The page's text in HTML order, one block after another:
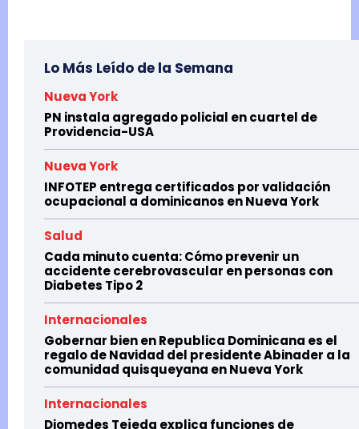
Lo Más Leído de la Semana
Nueva York
PN instala agregado policial en cuartel de
Providencia-USA
Nueva York
INFOTEP entrega certificados por validación
ocupacional a dominicanos en Nueva York
Salud
Cada minuto cuenta: Cómo prevenir un
accidente cerebrovascular en personas con
Diabetes Tipo 2
Internacionales
Gobernar bien en Republica Dominicana es el
regalo de Navidad del presidente Abinader a la
comunidad quisqueyana en Nueva York
Internacionales
Diomedes Tejeda explica funciones de